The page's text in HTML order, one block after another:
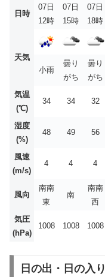
日時
07日
12時
07日
15時
07日
18時
天気
小雨
曇り
がち
曇り
がち
気温
(℃)
34 34 32
湿度
(%)
48 49 56
風速
(m/s)
4 4 4
風向
南南
東
南
南南
西
気圧
(hPa)
1008 1008 1008
日の出・日の入り